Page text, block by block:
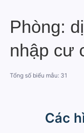
Phòng:
nhập cư
Tổng số biểu mẫu: 31
Các